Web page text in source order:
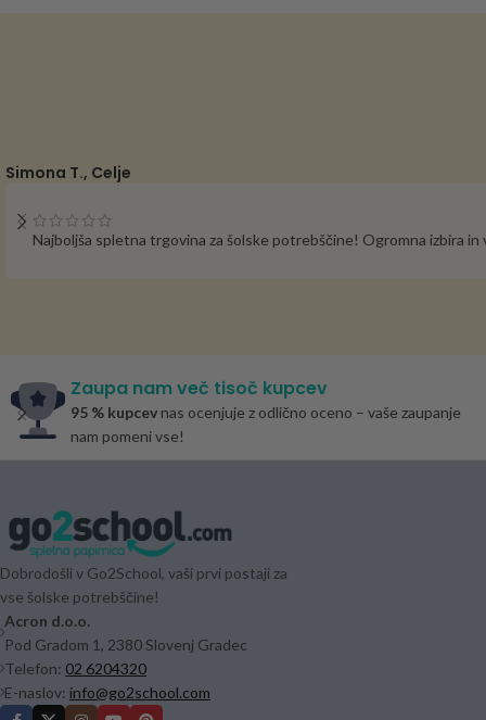
Simona T., Celje
Najboljša spletna trgovina za šolske potrebščine! Ogromna izbira
Zaupa nam več tisoč kupcev
95 % kupcev nas ocenjuje z odlično oceno – vaše zaupanje
nam pomeni vse!
Dobrodošli v Go2School, vaši prvi postaji za
vse šolske potrebščine!
Acron d.o.o.
Pod Gradom 1, 2380 Slovenj Gradec
Telefon: 02 6204320
E-naslov: info@go2school.com